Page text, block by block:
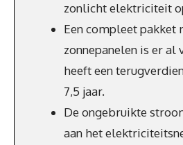
zonlicht elektriciteit
Een compleet pakket
zonnepanelen is er al
heeft een
7,5 jaar.
De ongebruikte
aan het